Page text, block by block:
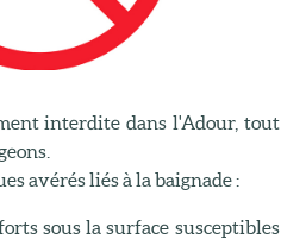
interdite dans l'Adour, tout
avérés liés à la baignade :
sous la surface susceptibles